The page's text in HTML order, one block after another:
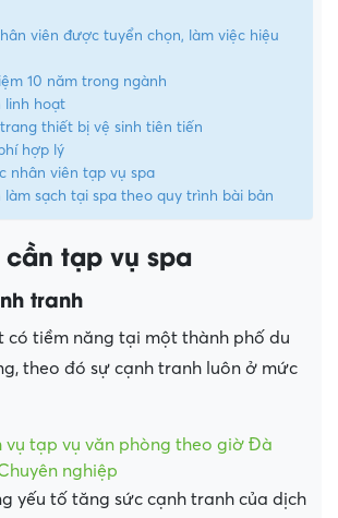
viên được tuyển chọn, làm việc hiệu
10 năm trong ngành
linh hoạt
thiết bị vệ sinh tiên tiến
hợp lý
nhân viên tạp vụ spa
làm sạch tại spa theo quy trình bài bản
cần tạp vụ spa
tranh
có tiềm năng tại một thành phố du
theo đó sự cạnh tranh luôn ở mức
vụ tạp vụ văn phòng theo giờ Đà
nghiệp
yếu tố tăng sức cạnh tranh của dịch